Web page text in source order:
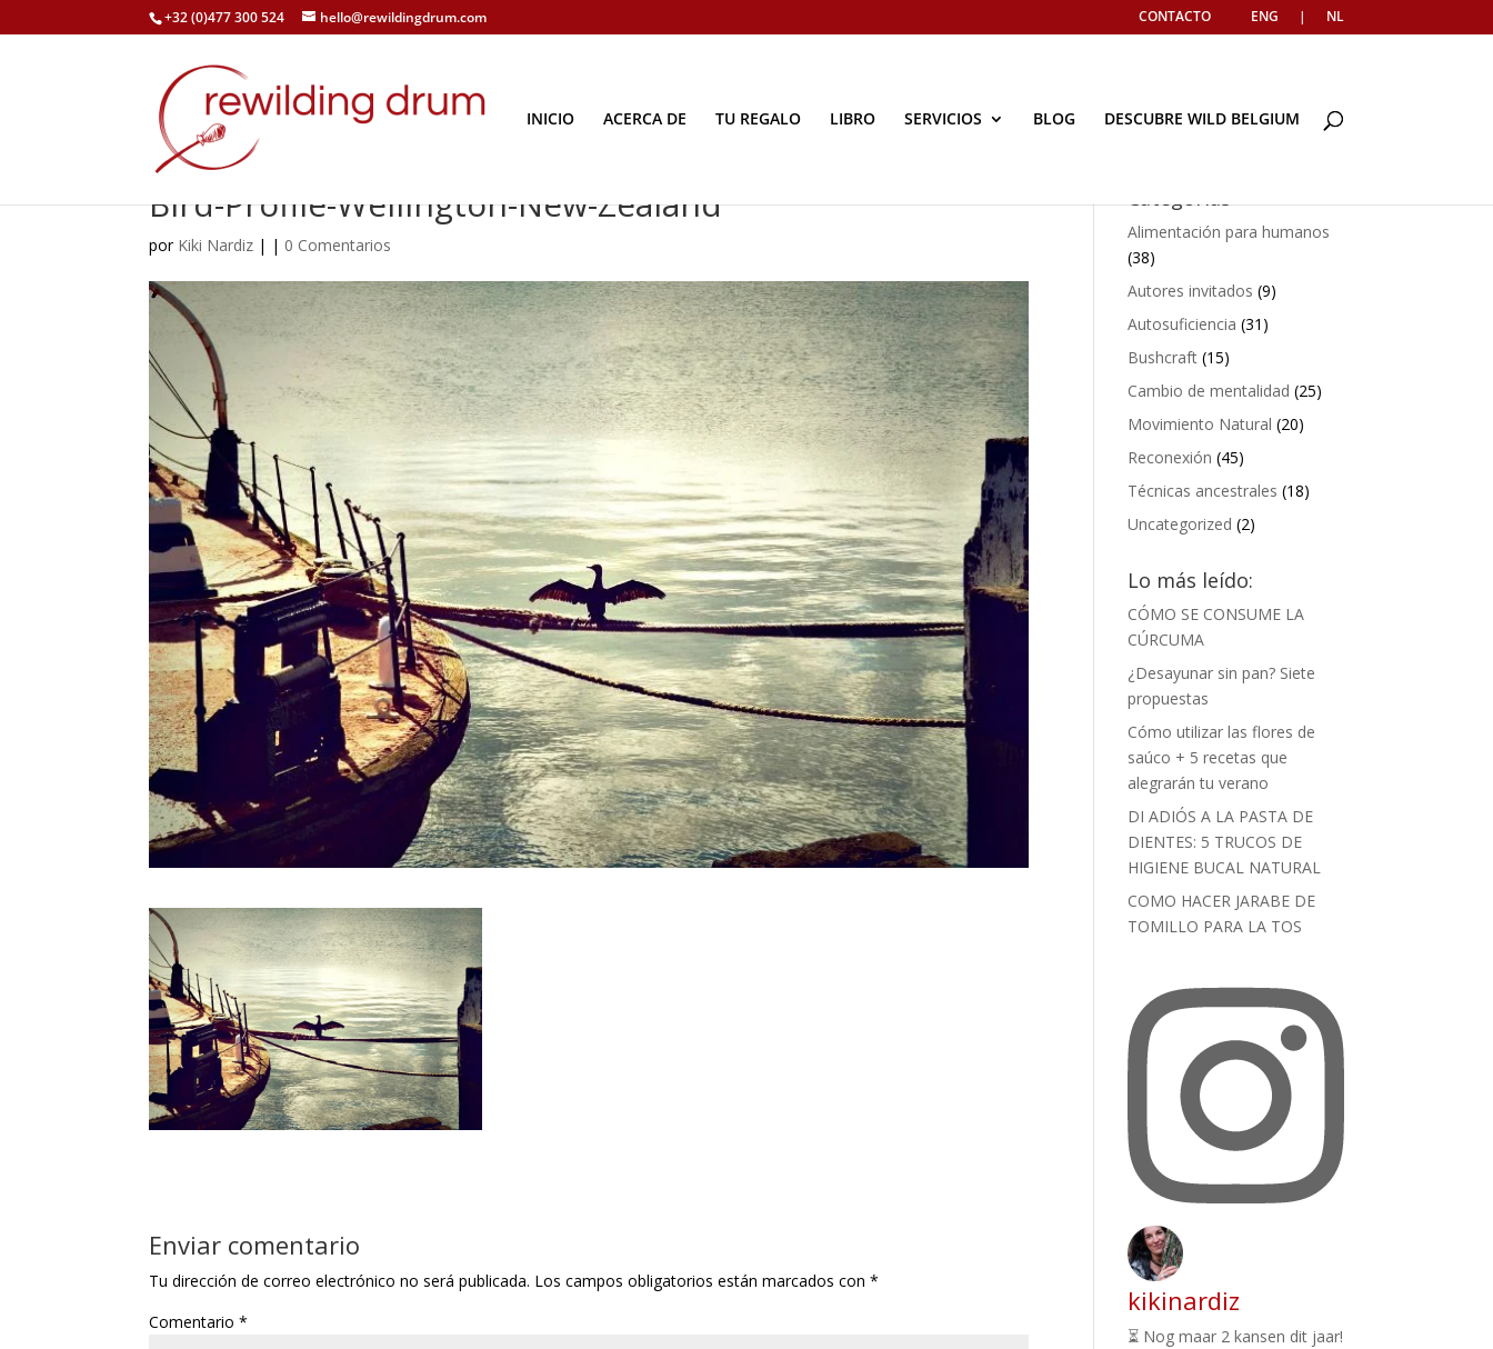
+32 (0)477 300 524 hello@rewildingdrum.com CONTACTO ENG | NL
INICIO ACERCA DE TU REGALO LIBRO SERVICIOS BLOG DESCUBRE WILD BELGIUM
Bird-Profile-Wellington-New-Zealand
por Kiki Nardiz | | 0 Comentarios
Enviar comentario
Tu dirección de correo electrónico no será publicada. Los campos obligatorios están marcados con*
Comentario*
Categorías
Alimentación para humanos
(38)
Autores invitados (9)
Autosuficiencia (31)
Bushcraft (15)
Cambio de mentalidad (25)
Movimiento Natural (20)
Reconexión (45)
Técnicas ancestrales (18)
Uncategorized (2)
Lo más leído:
CÓMO SE CONSUME LA
CÚRCUMA
¿Desayunar sin pan? Siete
propuestas
Cómo utilizar las flores de
saúco + 5 recetas que
alegrarán tu verano
DI ADIÓS A LA PASTA DE
DIENTES: 5 TRUCOS DE
HIGIENE BUCAL NATURAL
COMO HACER JARABE DE
TOMILLO PARA LA TOS
kikinardiz
⏳ Nog maar 2 kansen dit jaar!